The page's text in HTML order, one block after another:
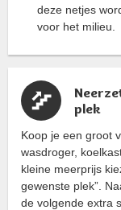
deze netjes
voor het milieu.
plek
Koop je een groot
wasdroger,
kleine meerprijs
gewenste plek”.
de volgende extra